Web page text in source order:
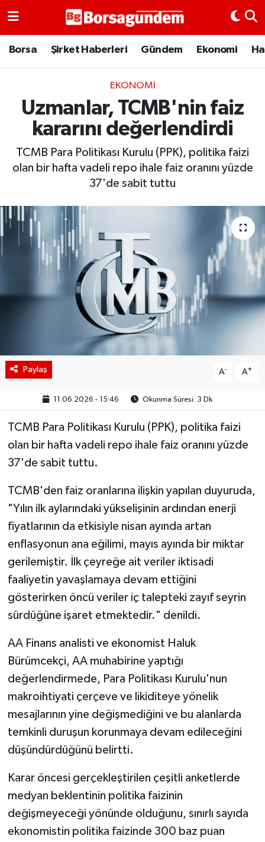
Borsa Şirket Haberleri Gündem Ekonomi
EKONOMI
Uzmanlar, TCMB'nin faiz
kararını değerlendirdi
TCMB Para Politikası Kurulu (PPK), politika faizi
olan bir hafta vadeli repo ihale faiz oranını yüzde
37'de sabit tuttu
Paylaş A- A+
11.06.2026 - 15:46 Okunma Süresi: 3 Dk
TCMB Para Politikası Kurulu (PPK), politika faizi
olan bir hafta vadeli repo ihale faiz oranını yüzde
37'de sabit tuttu.
TCMB'den faiz oranlarına ilişkin yapılan duyuruda,
"Yılın ilk aylarındaki yükselişinin ardından enerji
fiyatlarının da etkisiyle nisan ayında artan
enflasyonun ana eğilimi, mayıs ayında bir miktar
gerilemiştir. İlk çeyreğe ait veriler iktisadi
faaliyetin yavaşlamaya devam ettiğini
gösterirken öncü veriler iç talepteki zayıf seyrin
sürdüğüne işaret etmektedir." denildi.
AA Finans analisti ve ekonomist Haluk
Bürümcekçi, AA muhabirine yaptığı
değerlendirmede, Para Politikası Kurulu'nun
makroihtiyati çerçeve ve likiditeye yönelik
mesajlarının yine değişmediğini ve bu alanlarda
temkinli duruşun korunmaya devam edileceğini
düşündürdüğünü belirtti.
Karar öncesi gerçekleştirilen çeşitli anketlerde
medyan beklentinin politika faizinin
değişmeyeceği yönünde olduğunu, sınırlı sayıda
ekonomistin politika faizinde 300 baz puan
Borsa
Emtia
Galeri
Gündem
Şirket Haberleri
Borsa Gundem
BIST 100 Isı Haritası
Coin Isı Haritası
Ekonomik Takvim
Kiripto Para Piyasası
Gizlilik Sözleşmesi
Hakkımızda
İletişim